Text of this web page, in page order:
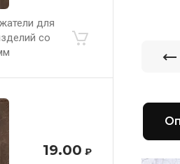
для
со
19.00 ₽